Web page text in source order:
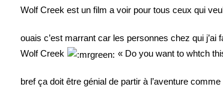
Wolf Creek est un film a voir pour tous ceux qui
ouais c’est marrant car les personnes chez qui
Wolf Creek
« Do you want to whtch
bref ça doit être génial de partir à l’aventure